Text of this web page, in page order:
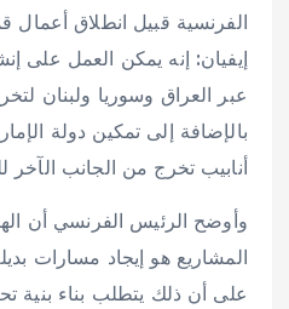
الفرنسية قبيل انطلاق
إيفيان: إنه يمكن العمل على
عبر العراق وسوريا ولبنان
بالإضافة إلى تمكين دولة
أنابيب تخرج من الجانب الآخر
وأوضح الرئيس الفرنسي أن
المشاريع هو إيجاد مسارات
على أن ذلك يتطلب بناء بنية